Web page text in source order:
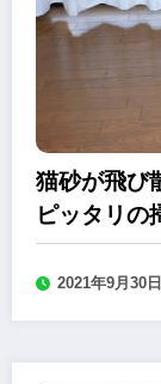
猫砂が飛び
ピッタリの
の新モデル
2021年9月30日